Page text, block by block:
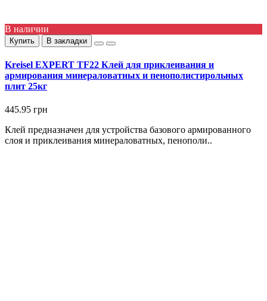
В наличии
Купить В закладки
Kreisel EXPERT TF22 Клей для приклеивания и
армирования минераловатных и пенополистирольных
плит 25кг
445.95 грн
Клей предназначен для устройства базового армированного
слоя и приклеивания минераловатных, пенополи..